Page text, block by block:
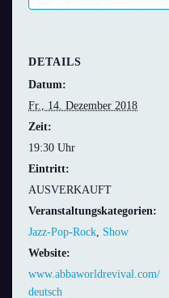
DETAILS
Datum:
Fr., 14. Dezember 2018
Zeit:
19:30 Uhr
Eintritt:
AUSVERKAUFT
Veranstaltungskategorien:
Jazz-Pop-Rock Show
Website:
www.abbaworldrevival.com/
deutsch